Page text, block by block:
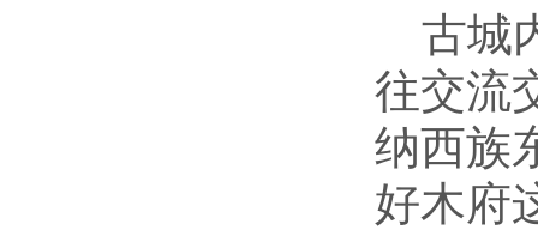
古城
往交流
纳西族
好木府